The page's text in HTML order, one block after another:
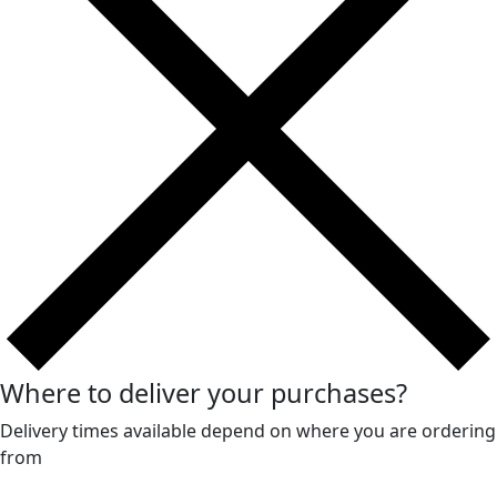
Where to deliver your purchases?
Delivery times available depend on where you are ordering
from